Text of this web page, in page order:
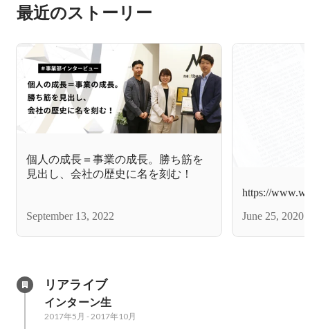
最近のストーリー
個人の成長＝事業の成長。勝ち筋を
見出し、会社の歴史に名を刻む！
September 13, 2022
https://
June 25, 2020
リアライブ
インターン生
2017年5月 -2017年10月